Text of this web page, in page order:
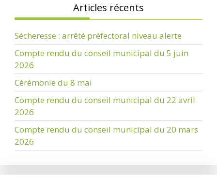
Articles récents
Sécheresse : arrêté préfectoral niveau alerte
Compte rendu du conseil municipal du 5 juin
2026
Cérémonie du 8 mai
Compte rendu du conseil municipal du 22 avril
2026
Compte rendu du conseil municipal du 20 mars
2026